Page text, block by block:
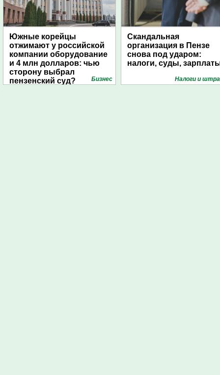
Южные корейцы
отжимают у российской
компании оборудование
и 4 млн долларов: чью
сторону выбрал
пензенский суд?
Бизнес
Скандальная
организация в Пензе
снова под ударом:
налоги, суды,
Налоги и